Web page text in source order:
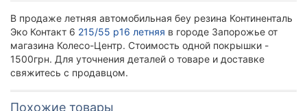
В продаже летняя автомобильная беу резина Континенталь
Эко Контакт 6 215/55 р16 летняя в городе Запорожье от
магазина Колесо-Центр. Стоимость одной покрышки -
1500грн. Для уточнения деталей о товаре и доставке
свяжитесь с продавцом.
Похожие товары